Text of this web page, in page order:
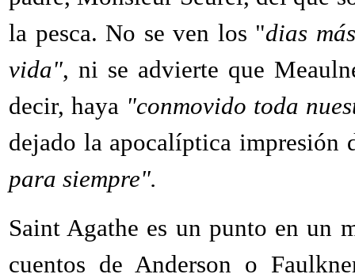
la pesca. No se ven los "dias
vida", ni se advierte que
decir, haya "conmovido toda
dejado la apocalíptica impresión
para siempre".
Saint Agathe es un punto en un
cuentos de Anderson o